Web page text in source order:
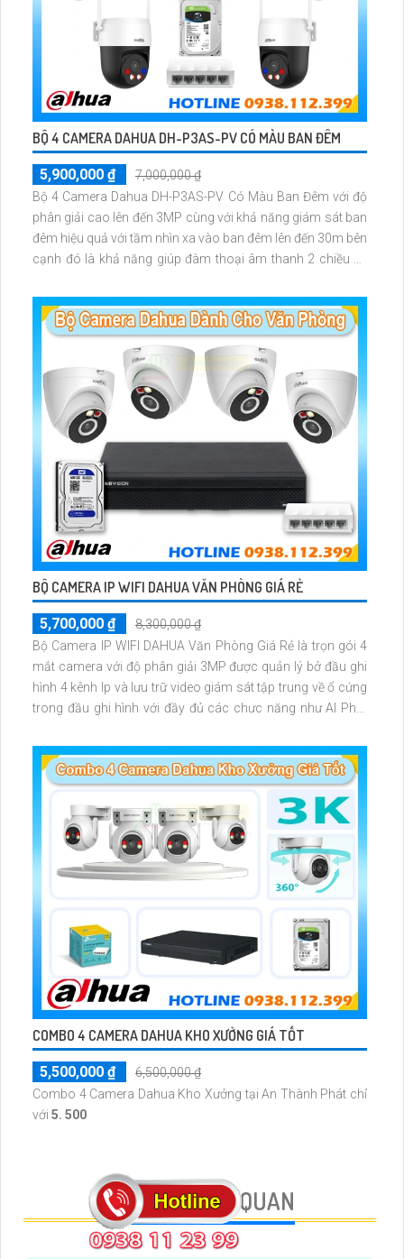
BỘ 4 CAMERA DAHUA DH-P3AS-PV CÓ MÀU BAN ĐÊM
5,900,000 ₫
7,000,000 ₫
Bộ 4 Camera Dahua DH-P3AS-PV Có Màu Ban Đêm với độ
phân giải cao lên đến 3MP cùng với khả năng giám sát ban
đêm hiệu quả với tầm nhìn xa vào ban đêm lên đến 30m bên
cạnh đó là khả năng giúp đàm thoại âm thanh 2 chiều và
BỘ CAMERA IP WIFI DAHUA VĂN PHÒNG GIÁ RẺ
5,700,000 ₫
8,300,000 ₫
Bộ Camera IP WIFI DAHUA Văn Phòng Giá Rẻ là trọn gói 4
mắt camera với độ phân giải 3MP được quản lý bở đầu ghi
hình 4 kênh Ip và lưu trữ video giám sát tập trung về ổ cứng
trong đầu ghi hình với đầy đủ các chưc năng như AI Phát
có màu vào ban đêm
COMBO 4 CAMERA DAHUA KHO XƯỞNG GIÁ TỐT
5,500,000 ₫
6,500,000 ₫
Combo 4 Camera Dahua Kho Xưởng tại An Thành Phát chỉ
với 5. 500
BÀI VIẾT LIÊN QUAN